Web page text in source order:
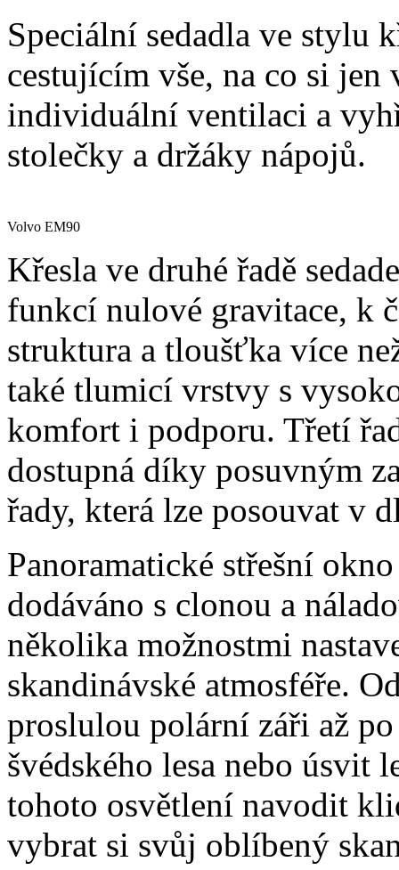
Speciální sedadla ve stylu
cestujícím vše, na co si
individuální ventilaci a
stolečky a držáky nápojů.
Volvo EM90
Křesla ve druhé řadě
funkcí nulové gravitace, k
struktura a tloušťka více
také tlumicí vrstvy s
komfort i podporu. Třetí
dostupná díky posuvným
řady, která lze posouvat v
Panoramatické střešní
dodáváno s clonou a
několika možnostmi
skandinávské atmosféře.
proslulou polární záři až
švédského lesa nebo úsvit
tohoto osvětlení navodit
vybrat si svůj oblíbený